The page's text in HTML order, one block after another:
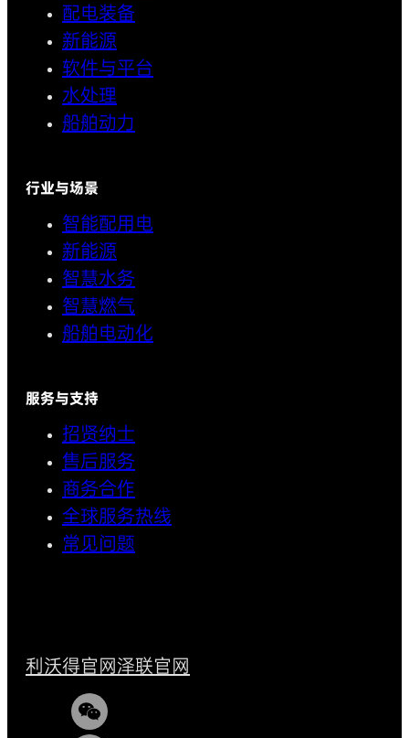
配电装备
新能源
软件与平台
水处理
船舶动力
行业与场景
智能配用电
新能源
智慧水务
智慧燃气
船舶电动化
服务与支持
招贤纳士
售后服务
商务合作
全球服务热线
常见问题
利沃得官网泽联官网